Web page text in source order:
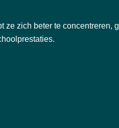
ze zich beter te concentreren,